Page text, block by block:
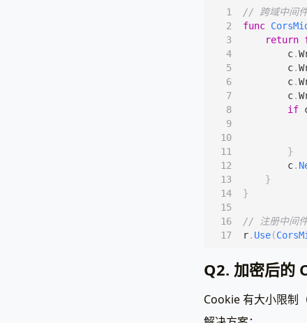
// 跨域中间
func
return
c.
c.
c.
c.
if
}
c.
}
}
// 注册中间
r. Use(
Q2. 加密后的
Cookie 有大小限制